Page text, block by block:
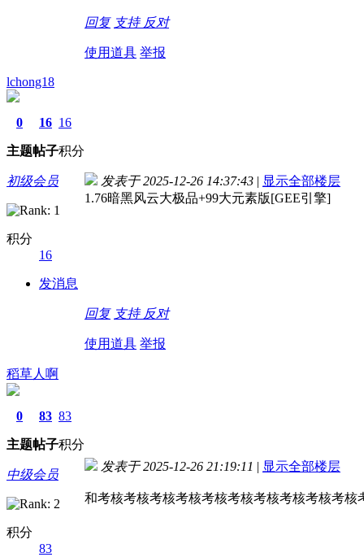
回复 支持 反对
使用道具 举报
lchong18
0
主题
16
帖子
16
积分
初级会员
积分
16
发消息
发表于 2025-12-26 14:37:43 | 显示全部楼层
1.76暗黑风云大极品+99大元素版[GEE引擎]
回复 支持 反对
使用道具 举报
稻草人啊
0
主题
83
帖子
83
积分
中级会员
积分
83
发表于 2025-12-26 21:19:11 | 显示全部楼层
和考核考核考核考核考核考核考核考核考核考核